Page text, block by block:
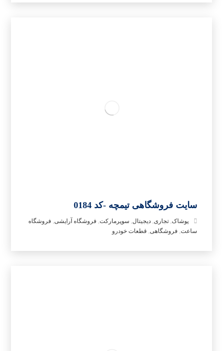
سایت فروشگاهی تیمچه -کد 0184
پوشاک,تجاری,دیجیتال, سوپرمارکت, فروشگاه آرایشی, فروشگاه
ساعت, فروشگاهی, قطعات خودرو